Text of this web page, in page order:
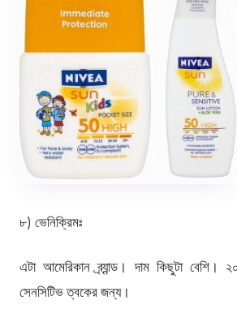
৮) ভেনিক্রিমঃ
এটা আমেরিকান ব্র্যান্ড। দাম কিছুটা বেশি।
সেনসিটিভ ত্বকের জন্য।